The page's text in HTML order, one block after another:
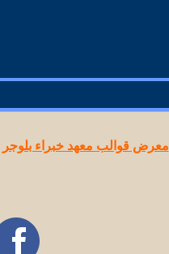
معرض قوالب معهد خبراء بلوجر